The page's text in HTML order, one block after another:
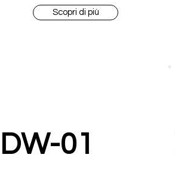
Scopri di più
DW-01